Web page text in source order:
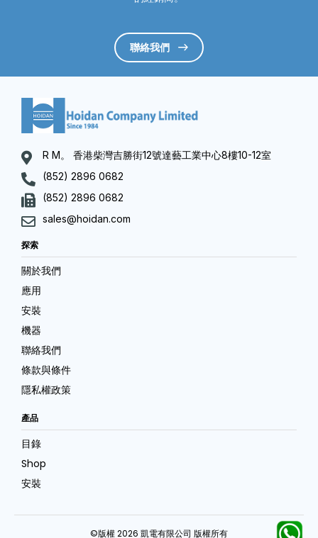
聯絡我們
R M。 香港柴灣吉勝街12號達藝工業中心8樓10-12室
(852) 2896 0682
(852) 2896 0682
sales@hoidan.com
探索
關於我們
應用
安裝
機器
聯絡我們
條款與條件
隱私權政策
產品
目錄
Shop
安裝
©版權 2026 凱電有限公司 版權所有